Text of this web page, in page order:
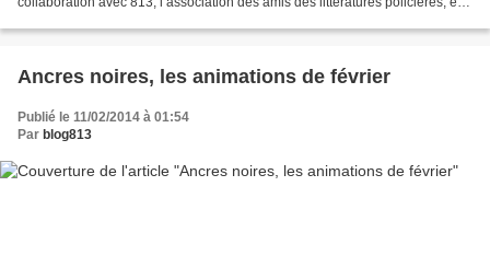
Ancres noires, les animations de février
Publié le 11/02/2014 à 01:54
Par blog813